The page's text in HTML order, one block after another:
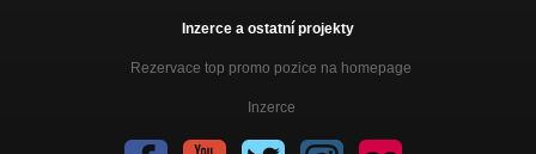
Inzerce a ostatní projekty
Rezervace top promo pozice na homepage
Inzerce